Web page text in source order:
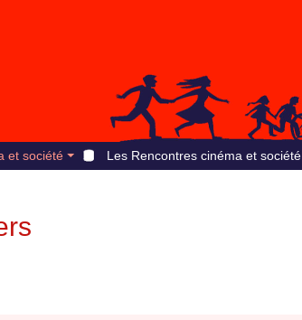
et société Les Rencontres cinéma et société